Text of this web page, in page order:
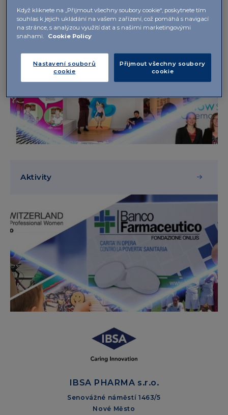
Nadace
Aktivity
IBSA PHARMA s.r.o.
Senovážné náměstí 1463/5
Nové Město
Když kliknete na „Přijmout všechny soubory cookie“, poskytnete tím
souhlas k jejich ukládání na vašem zařízení, což pomáhá s navigací
na stránce, s analýzou využití dat a s našimi marketingovými
snahami.
Cookie Policy
Nastavení souborů
cookie
Přijmout všechny soubory
cookie